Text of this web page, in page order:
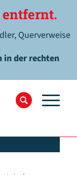
Querverweise
in der rechten